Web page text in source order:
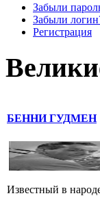
Забыли
Забыли
Регистрация
БЕННИ ГУДМЕН
Известный в